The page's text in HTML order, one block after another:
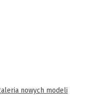
nowych modeli